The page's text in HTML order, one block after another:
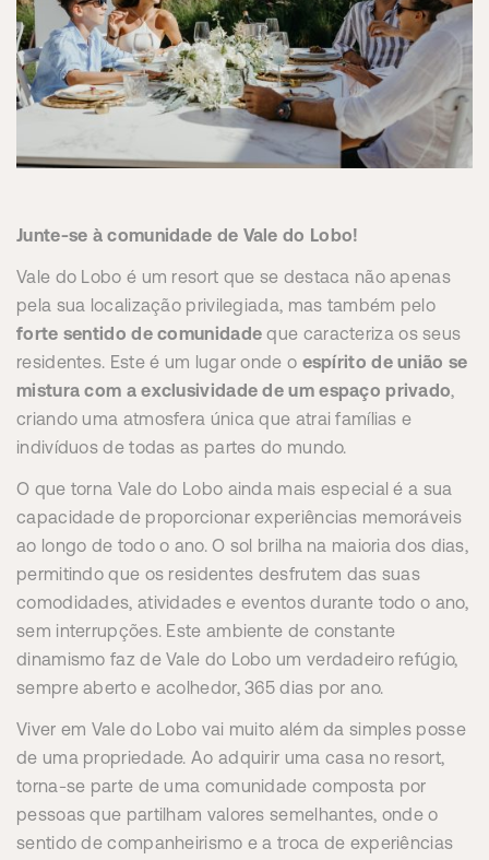
Junte-se à comunidade de Vale do Lobo!
Vale do Lobo é um resort que se destaca não apenas
pela sua localização privilegiada, mas também pelo
forte sentido de comunidade que caracteriza os seus
residentes. Este é um lugar onde o espírito de união se
mistura com a exclusividade de um espaço privado,
criando uma atmosfera única que atrai famílias e
indivíduos de todas as partes do mundo.
O que torna Vale do Lobo ainda mais especial é a sua
capacidade de proporcionar experiências memoráveis
ao longo de todo o ano. O sol brilha na maioria dos dias,
permitindo que os residentes desfrutem das suas
comodidades, atividades e eventos durante todo o ano,
sem interrupções. Este ambiente de constante
dinamismo faz de Vale do Lobo um verdadeiro refúgio,
sempre aberto e acolhedor, 365 dias por ano.
Viver em Vale do Lobo vai muito além da simples posse
de uma propriedade. Ao adquirir uma casa no resort,
torna-se parte de uma comunidade composta por
pessoas que partilham valores semelhantes, onde o
sentido de companheirismo e a troca de experiências